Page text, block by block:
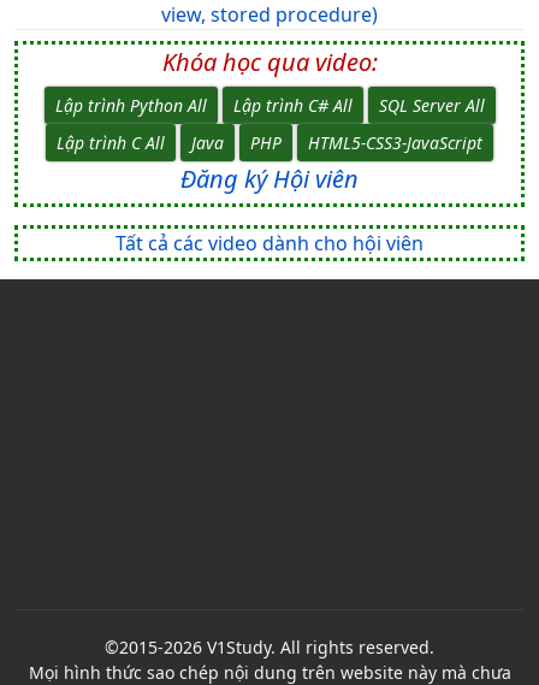
view, stored procedure)
Khóa học qua video:
Lập trình Python All Lập trình C# All
SQL Server All
Lập trình C All
Java PHP HTML5-CSS3-JavaScript
Đăng ký Hội viên
Tất cả các video dành cho hội viên
©2015-2026 V1Study. All rights reserved.
Mọi hình thức sao chép nội dung trên website này mà chưa